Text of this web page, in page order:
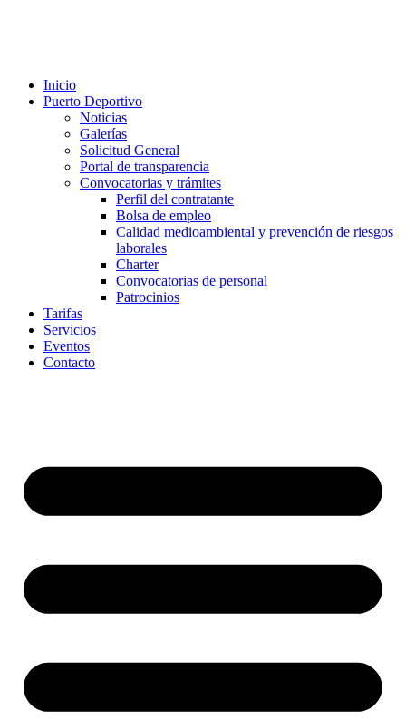
Inicio
Puerto Deportivo
Noticias
Galerías
Solicitud General
Portal de transparencia
Convocatorias y trámites
Perfil del contratante
Bolsa de empleo
Calidad medioambiental y prevención de riesgos
laborales
Charter
Convocatorias de personal
Patrocinios
Tarifas
Servicios
Eventos
Contacto